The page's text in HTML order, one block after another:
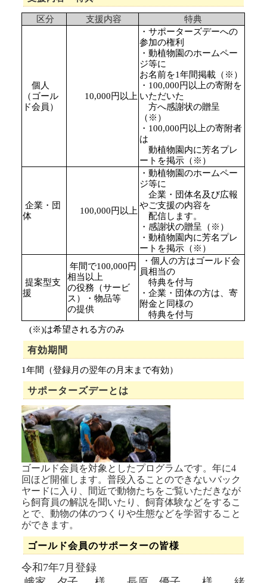
区分 支援内容 特典
個人
（ゴール
ド会員）
10,000円以上
・サポーターズデーへの
参加の権利
・動植物園のホームペー
ジ等に
お名前を1年間掲載 （※）
・100,000円以上の寄附を
いただいた
方へ感謝状の贈呈
（※）
・100,000円以上の寄附者
は
動植物園内に芳名プレ
ートを掲示（※）
企業・団
体
100,000円以上
・動植物園のホームペー
ジ等に
企業・団体名及び広報
やご支援の内容を
配信します。
・感謝状の贈呈（※）
・動植物園内に芳名プレ
ートを掲示（※）
提案型支
援
年間で100,000円
相当以上
の役務（サービ
ス）・物品等
の提供
・個人の方はゴールド会
員相当の
特典を付与
・企業・団体の方は、寄
附金と同様の
特典を付与
(※)は希望される方のみ
有効期間
1年間（登録月の翌年の月末まで有効）
サポーターズデーとは
ゴールド会員を対象としたプログラムです。年に4
回ほど開催します。普段入ることのできないバック
ヤードに入り、間近で動物たちをご覧いただきなが
ら飼育員の解説を聞いたり、飼育体験などをするこ
とで、動物の体のつくりや生態などを学習すること
ができます。
ゴールド会員のサポーターの皆様
令和7年7月登録